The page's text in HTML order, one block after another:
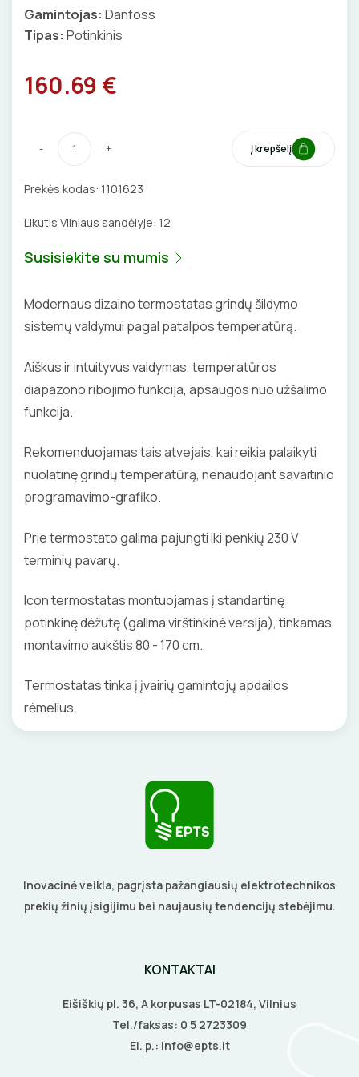
VENTILIATORIAI
ŽAIBOSAUGA IR ĮŽEMINIMAS
GELINĖS JUNGTYS
BŪGNAI KABELIŲ VYNIOJIMUI
GULSČIUKAI
KALIMO ĮRANKIAI
LITAVIMO, KLIJAVIMO ĮRANKIAI
ELEKTRINIAI ĮRANKIAI
ŽYMEKLIAI
Gamintojas: Danfoss
Tipas: Potinkinis
160.69 €
- + Į krepšelį
Prekės kodas: 1101623
Likutis Vilniaus sandėlyje: 12
Susisiekite su mumis
Modernaus dizaino termostatas grindų šildymo
sistemų valdymui pagal patalpos temperatūrą.
Aiškus ir intuityvus valdymas, temperatūros
diapazono ribojimo funkcija, apsaugos nuo užšalimo
funkcija.
Rekomenduojamas tais atvejais, kai reikia palaikyti
nuolatinę grindų temperatūrą, nenaudojant savaitinio
programavimo-grafiko.
Prie termostato galima pajungti iki penkių 230 V
terminių pavarų.
Icon termostatas montuojamas į standartinę
potinkinę dėžutę (galima virštinkinė versija), tinkamas
montavimo aukštis 80 - 170 cm.
Termostatas tinka į įvairių gamintojų apdailos
rėmelius.
Inovacinė veikla, pagrįsta pažangiausių elektrotechnikos
prekių žinių įsigijimu bei naujausių tendencijų stebėjimu.
KONTAKTAI
Eišiškių pl. 36, A korpusas LT-02184, Vilnius
Tel./faksas: 0 5 2723309
El. p.: info@epts.lt